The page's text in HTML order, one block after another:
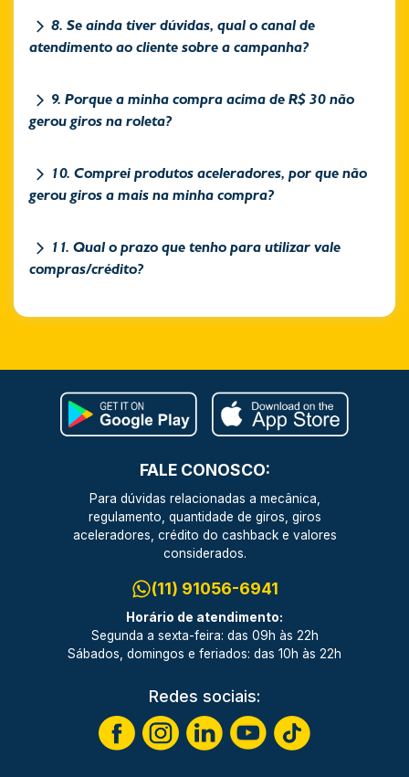
8. Se ainda tiver dúvidas, qual o canal de
atendimento ao cliente sobre a campanha?
9. Porque a minha compra acima de R$ 30 não
gerou giros na roleta?
10. Comprei produtos aceleradores, por que não
gerou giros a mais na minha compra?
11. Qual o prazo que tenho para utilizar vale
compras/crédito?
FALE CONOSCO:
Para dúvidas relacionadas a mecânica,
regulamento, quantidade de giros, giros
aceleradores, crédito do cashback e valores
considerados.
(11) 91056-6941
Horário de atendimento:
Segunda a sexta-feira: das 09h às 22h
Sábados, domingos e feriados: das 10h às 22h
Redes sociais: